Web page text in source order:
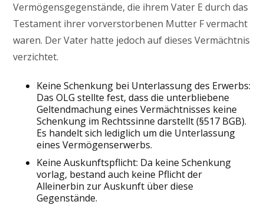
Vermögensgegenstände, die ihrem Vater E durch das
Testament ihrer vorverstorbenen Mutter F vermacht
waren. Der Vater hatte jedoch auf dieses Vermächtnis
verzichtet.
Keine Schenkung bei Unterlassung des Erwerbs:
Das OLG stellte fest, dass die unterbliebene
Geltendmachung eines Vermächtnisses keine
Schenkung im Rechtssinne darstellt (§517 BGB).
Es handelt sich lediglich um die Unterlassung
eines Vermögenserwerbs.
Keine Auskunftspflicht: Da keine Schenkung
vorlag, bestand auch keine Pflicht der
Alleinerbin zur Auskunft über diese
Gegenstände.